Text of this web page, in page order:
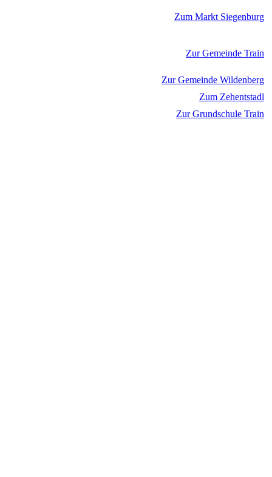
Zum Markt Siegenburg
Zur Gemeinde Train
Zur Gemeinde Wildenberg
Zum Zehentstadl
Zur Grundschule Train